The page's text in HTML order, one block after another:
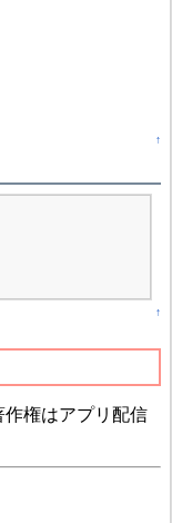
↑
↑
権はアプリ配信